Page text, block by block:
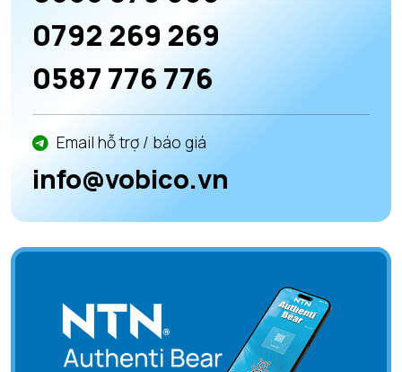
0792 269 269
0587 776 776
Email hỗ trợ / báo giá
info@vobico.vn